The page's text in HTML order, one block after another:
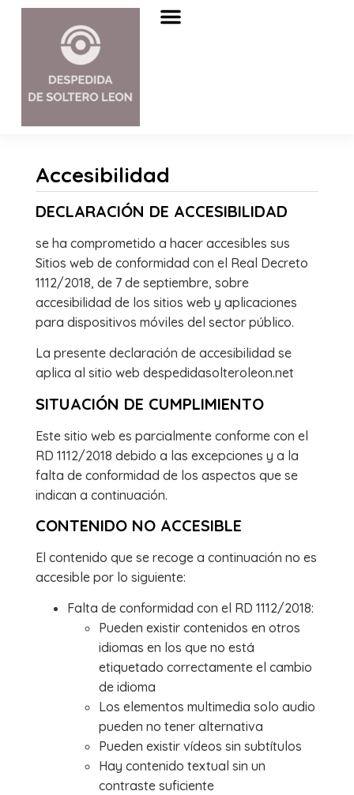
Accesibilidad
DECLARACIÓN DE ACCESIBILIDAD
se ha comprometido a hacer accesibles sus
Sitios web de conformidad con el Real Decreto
1112/2018, de 7 de septiembre, sobre
accesibilidad de los sitios web y aplicaciones
para dispositivos móviles del sector público.
La presente declaración de accesibilidad se
aplica al sitio web despedidasolteroleon.net
SITUACIÓN DE CUMPLIMIENTO
Este sitio web es parcialmente conforme con el
RD 1112/2018 debido a las excepciones y a la
falta de conformidad de los aspectos que se
indican a continuación.
CONTENIDO NO ACCESIBLE
El contenido que se recoge a continuación no es
accesible por lo siguiente:
Falta de conformidad con el RD 1112/2018:
Pueden existir contenidos en otros
idiomas en los que no está
etiquetado correctamente el cambio
de idioma
Los elementos multimedia solo audio
pueden no tener alternativa
Pueden existir vídeos sin subtítulos
Hay contenido textual sin un
contraste suficiente